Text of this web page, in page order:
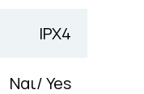
IPX4
Ναι/ Yes